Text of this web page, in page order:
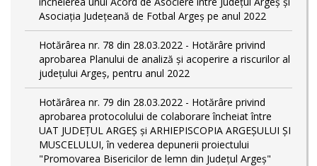
Asociația Județeană de Fotbal Argeș pe anul 2022
Hotărârea nr. 78 din 28.03.2022 - Hotărâre privind
aprobarea Planului de analiză și acoperire a riscurilor al
județului Argeș, pentru anul 2022
Hotărârea nr. 79 din 28.03.2022 - Hotărâre privind
aprobarea protocolului de colaborare încheiat între
UAT JUDEȚUL ARGEȘ și ARHIEPISCOPIA ARGEȘULUI ȘI
MUSCELULUI, în vederea depunerii proiectului
"Promovarea Bisericilor de lemn din Județul Argeș"